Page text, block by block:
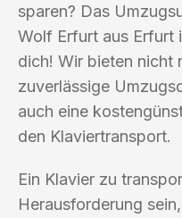
sparen? Das
Wolf Erfurt aus Erfurt
dich! Wir bieten nicht
zuverlässige
auch eine
den Klaviertransport.
Ein Klavier zu
Herausforderung